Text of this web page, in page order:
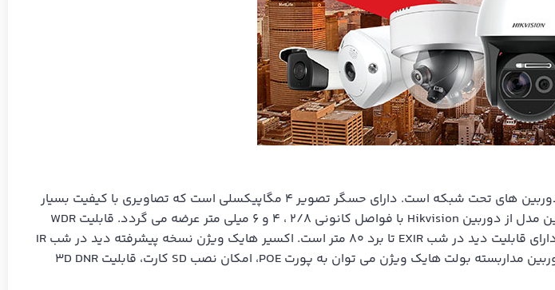
دوربین 4 مگاپیکسلی هایک ویژن مدل DS-2CD2T43G0-I8، یک دوربین بولت و از دسته دوربین های تحت شبکه است. دارای حسگر تصویر 4 مگاپیکسلی است که تصاویری با کیفیت بسیار
بالا ارائه می دهد. لنز موجود در آن از نوع ثابت است که تنها امکان تنظیم فوکوس را دارد. این مدل از دوربین Hikvision با فواصل کانونی 2/8 ، 4 و 6 میلی متر عرضه می گردد. قابلیت WDR
در این مدل از دوربین بولت هایک ویژن به صورت WDR واقعی (WDR True) است. همچنین دارای قابلیت دید در شب EXIR تا برد 80 متر است. اکسیر هایک ویژن نسخه پیشرفته دید در شب IR
مداربسته بولت هایک ویژن
می توان به پورت POE، امکان نصب SD کارت، قابلیت 3D DNR